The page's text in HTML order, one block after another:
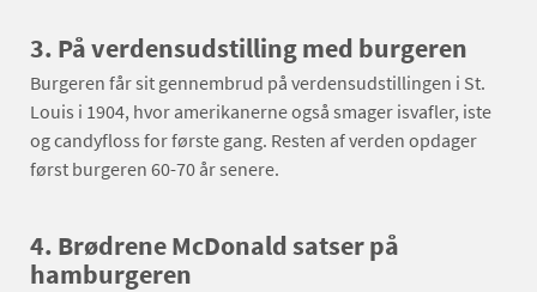
3. På verdensudstilling med burgeren
Burgeren får sit gennembrud på verdensudstillingen i St.
Louis i 1904, hvor amerikanerne også smager isvafler, iste
og candyfloss for første gang. Resten af verden opdager
først burgeren 60-70 år senere.
4. Brødrene McDonald satser på
hamburgeren